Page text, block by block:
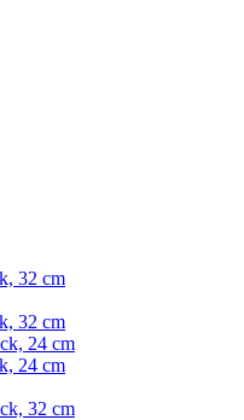
32 cm
32 cm
24 cm
24 cm
32 cm